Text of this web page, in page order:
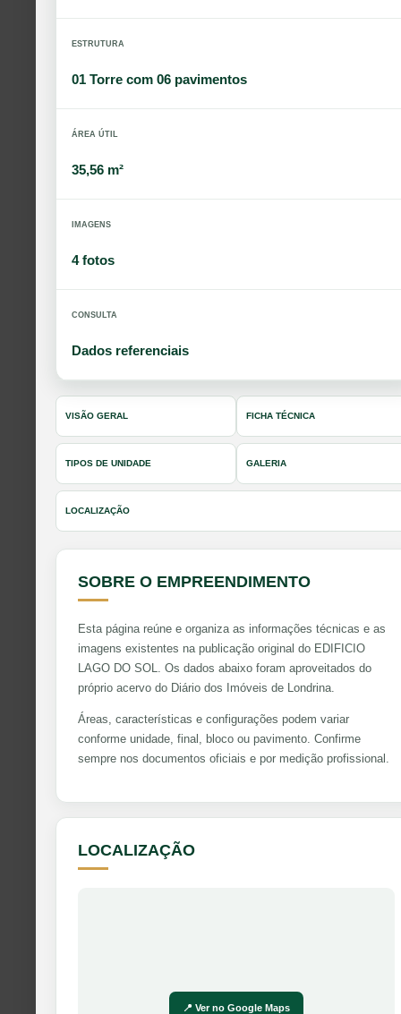
ESTRUTURA
01 Torre com 06 pavimentos
ÁREA ÚTIL
35,56 m²
IMAGENS
4 fotos
CONSULTA
Dados referenciais
VISÃO GERAL FICHA TÉCNICA
TIPOS DE UNIDADE GALERIA
LOCALIZAÇÃO
SOBRE O EMPREENDIMENTO
Esta página reúne e organiza as informações técnicas e as
imagens existentes na publicação original do EDIFICIO
LAGO DO SOL. Os dados abaixo foram aproveitados do
próprio acervo do Diário dos Imóveis de Londrina.
Áreas, características e configurações podem variar
conforme unidade, final, bloco ou pavimento. Confirme
sempre nos documentos oficiais e por medição profissional.
LOCALIZAÇÃO
📍 Ver no Google Maps